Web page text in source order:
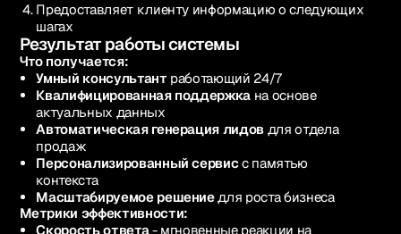
Предоставляет клиенту информацию о следующих
шагах
Результат работы системы
Что получается:
Умный консультантработающий 24/7
Квалифицированная поддержка на основе
актуальных данных
Автоматическая генерация лидов для отдела
продаж
Персонализированный сервисс памятью
контекста
Масштабируемое решениедля роста бизнеса
Метрики эффективности:
Скорость ответа- мгновенные реакции на